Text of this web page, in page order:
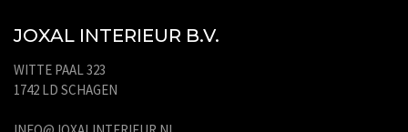
JOXAL INTERIEUR B.V.
WITTE PAAL 323
1742 LD SCHAGEN